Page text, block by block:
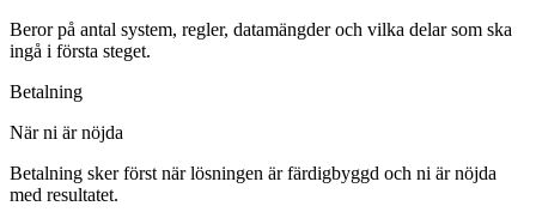
Beror på antal system, regler, datamängder och vilka delar som ska
ingå i första steget.
Betalning
När ni är nöjda
Betalning sker först när lösningen är färdigbyggd och ni är nöjda
med resultatet.